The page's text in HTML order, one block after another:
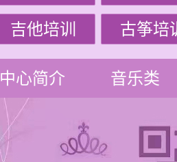
吉他培训 古筝培
中心简介 音乐类